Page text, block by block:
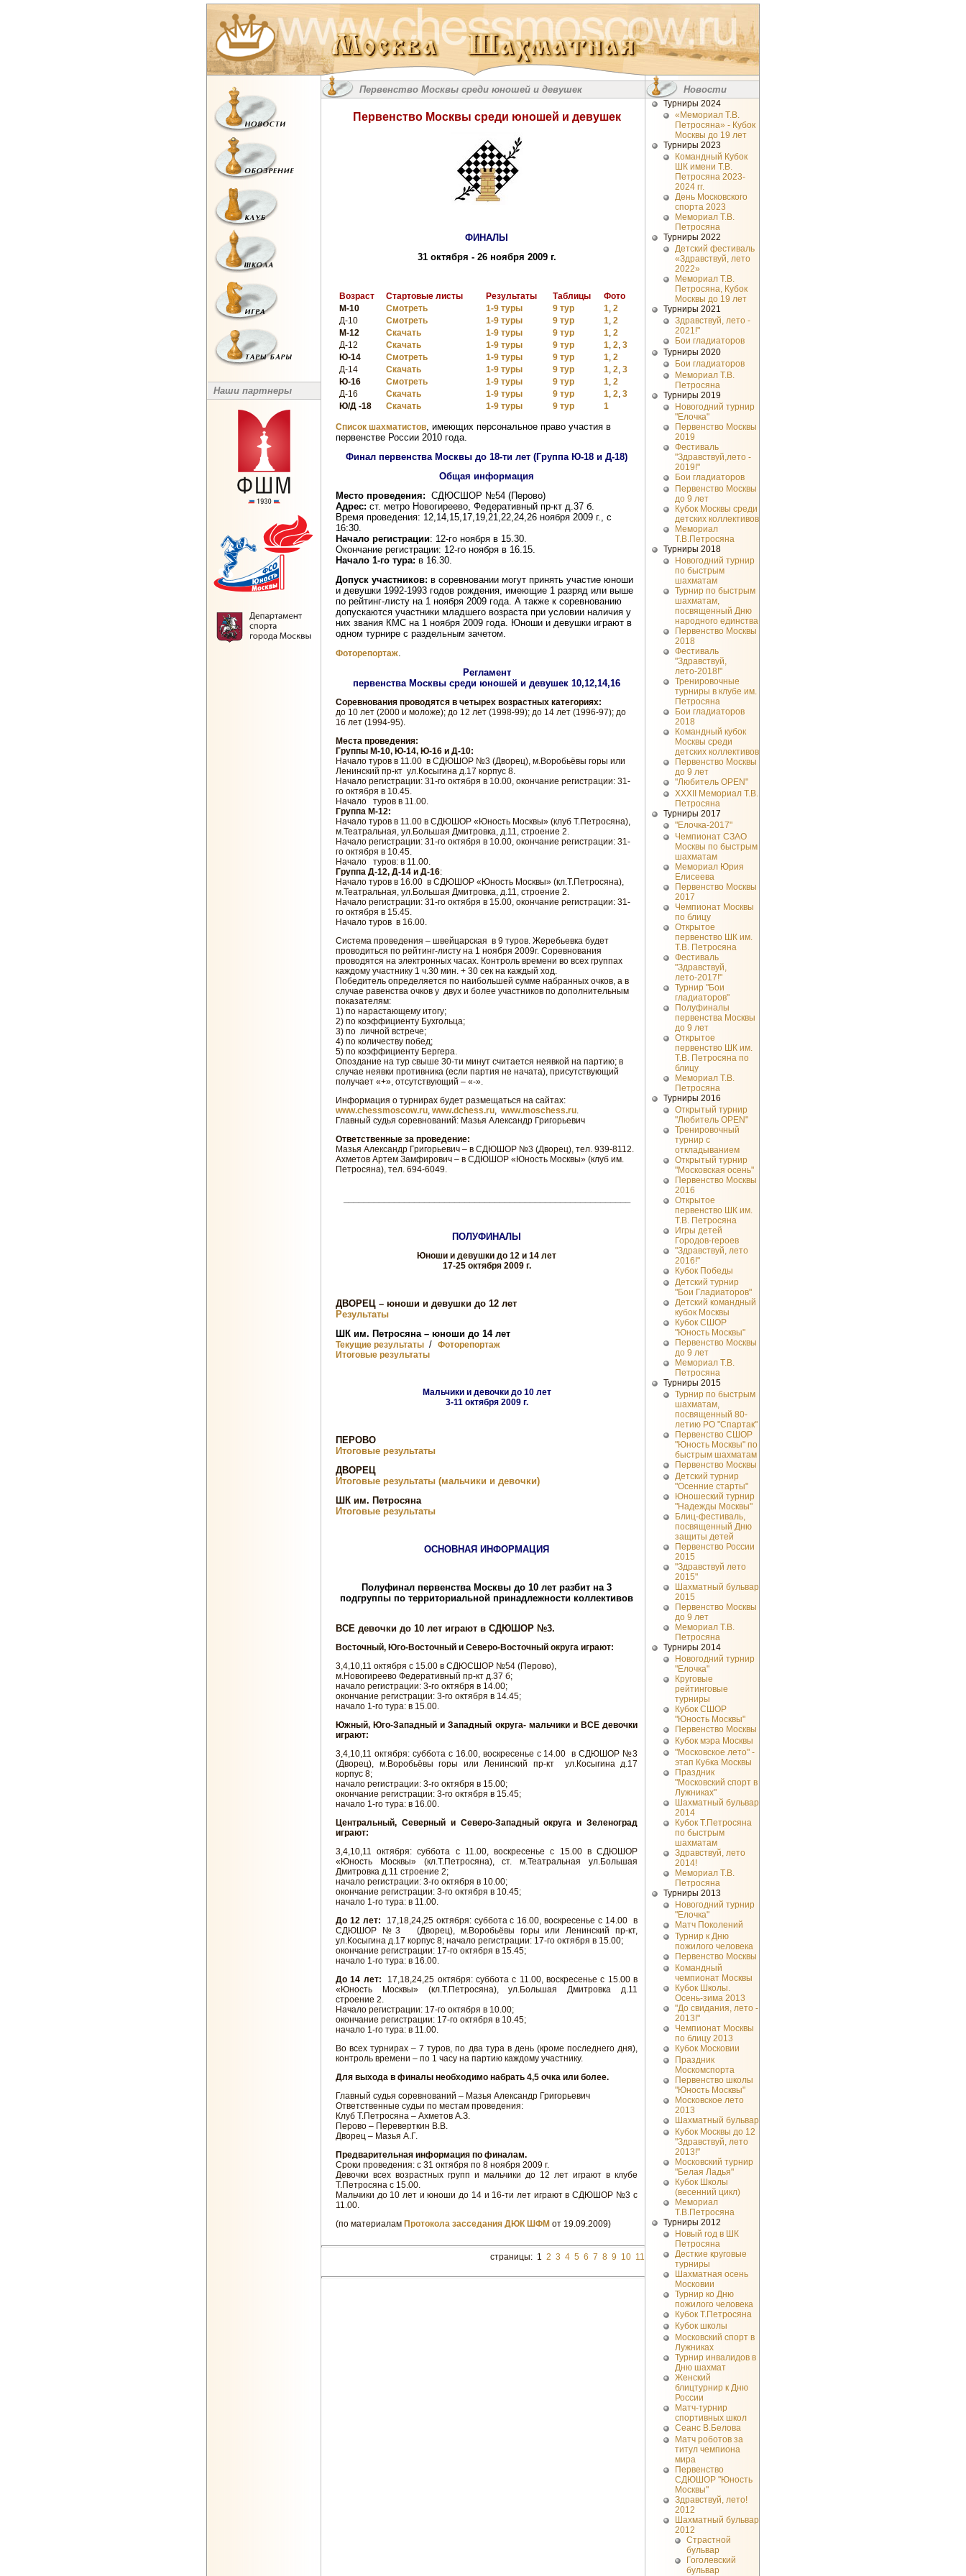
Наши партнеры
Первенство Москвы среди юношей и девушек
Первенство Москвы среди юношей и девушек
ФИНАЛЫ
31 октября - 26 ноября 2009 г.
Возраст Стартовые листы Результаты Таблицы
Фото
М-10
Смотреть 1-9 туры 9 тур 1, 2
Д-10
Смотреть 1-9 туры 9 тур 1, 2
М-12
Скачать 1-9 туры 9 тур 1, 2
Д-12
Скачать 1-9 туры 9 тур 1, 2, 3
Ю-14
Смотреть 1-9 туры 9 тур 1, 2
Д-14
Скачать 1-9 туры 9 тур 1, 2, 3
Ю-16
Смотреть 1-9 туры 9 тур 1, 2
Д-16
Скачать 1-9 туры 9 тур 1, 2, 3
Ю/Д -18
Скачать 1-9 туры 9 тур 1
Список шахматистов, имеющих персональное право участия в
первенстве России 2010 года.
Финал первенства Москвы до 18-ти лет (Группа Ю-18 и Д-18)
Общая информация
Место проведения: СДЮСШОР №54 (Перово)
Адрес: ст. метро Новогиреево, Федеративный пр-кт д.37 б.
Время проведения: 12,14,15,17,19,21,22,24,26 ноября 2009 г., с
16:30.
Начало регистрации: 12-го ноября в 15.30.
Окончание регистрации: 12-го ноября в 16.15.
Начало 1-го тура: в 16.30.
Допуск участников: в соревновании могут принять участие юноши
и девушки 1992-1993 годов рождения, имеющие 1 разряд или выше
по рейтинг-листу на 1 ноября 2009 года. А также к соревнованию
допускаются участники младшего возраста при условии наличия у
них звания КМС на 1 ноября 2009 года. Юноши и девушки играют в
одном турнире с раздельным зачетом.
Фоторепортаж.
Регламент
первенства Москвы среди юношей и девушек 10,12,14,16
Соревнования проводятся в четырех возрастных категориях:
до 10 лет (2000 и моложе); до 12 лет (1998-99); до 14 лет (1996-97); до
16 лет (1994-95).
Места проведения:
Группы М-10, Ю-14, Ю-16 и Д-10:
Начало туров в 11.00 в СДЮШОР №3 (Дворец), м.Воробьёвы горы или
Ленинский пр-кт ул.Косыгина д.17 корпус 8.
Начало регистрации: 31-го октября в 10.00, окончание регистрации: 31-
го октября в 10.45.
Начало туров в 11.00.
Группа М-12:
Начало туров в 11.00 в СДЮШОР «Юность Москвы» (клуб Т.Петросяна),
м.Театральная, ул.Большая Дмитровка, д.11, строение 2.
Начало регистрации: 31-го октября в 10.00, окончание регистрации: 31-
го октября в 10.45.
Начало туров: в 11.00.
Группа Д-12, Д-14 и Д-16:
Начало туров в 16.00 в СДЮШОР «Юность Москвы» (кл.Т.Петросяна),
м.Театральная, ул.Большая Дмитровка, д.11, строение 2.
Начало регистрации: 31-го октября в 15.00, окончание регистрации: 31-
го октября в 15.45.
Начало туров в 16.00.
Система проведения – швейцарская в 9 туров. Жеребьевка будет
проводиться по рейтинг-листу на 1 ноября 2009г. Соревнования
проводятся на электронных часах. Контроль времени во всех группах
каждому участнику 1 ч.30 мин. + 30 сек на каждый ход.
Победитель определяется по наибольшей сумме набранных очков, а в
случае равенства очков у двух и более участников по дополнительным
показателям:
1) по нарастающему итогу;
2) по коэффициенту Бухгольца;
3) по личной встрече;
4) по количеству побед;
5) по коэффициенту Бергера.
Опоздание на тур свыше 30-ти минут считается неявкой на партию; в
случае неявки противника (если партия не начата), присутствующий
получает «+», отсутствующий – «-».
Информация о турнирах будет размещаться на сайтах:
www.chessmoscow.ru, www.dchess.ru, www.moschess.ru.
Главный судья соревнований: Мазья Александр Григорьевич
Ответственные за проведение:
Мазья Александр Григорьевич – в СДЮШОР №3 (Дворец), тел. 939-8112.
Ахметов Артем Замфирович – в СДЮШОР «Юность Москвы» (клуб им.
Петросяна), тел. 694-6049.
ПОЛУФИНАЛЫ
Юноши и девушки до 12 и 14 лет
17-25 октября 2009 г.
ДВОРЕЦ – юноши и девушки до 12 лет
Результаты
ШК им. Петросяна – юноши до 14 лет
Текущие результаты / Фоторепортаж
Итоговые результаты
Мальчики и девочки до 10 лет
3-11 октября 2009 г.
ПЕРОВО
Итоговые результаты
ДВОРЕЦ
Итоговые результаты (мальчики и девочки)
ШК им. Петросяна
Итоговые результаты
ОСНОВНАЯ ИНФОРМАЦИЯ
Полуфинал первенства Москвы до 10 лет разбит на 3
подгруппы по территориальной принадлежности коллективов
ВСЕ девочки до 10 лет играют в СДЮШОР №3.
Восточный, Юго-Восточный и Северо-Восточный округа играют:
3,4,10,11 октября с 15.00 в СДЮСШОР №54 (Перово),
м.Новогиреево Федеративный пр-кт д.37 б;
начало регистрации: 3-го октября в 14.00;
окончание регистрации: 3-го октября в 14.45;
начало 1-го тура: в 15.00.
Южный, Юго-Западный и Западный округа- мальчики и ВСЕ девочки
играют:
3,4,10,11 октября: суббота с 16.00, воскресенье с 14.00 в СДЮШОР №3
(Дворец), м.Воробьёвы горы или Ленинский пр-кт ул.Косыгина д.17
корпус 8;
начало регистрации: 3-го октября в 15.00;
окончание регистрации: 3-го октября в 15.45;
начало 1-го тура: в 16.00.
Центральный, Северный и Северо-Западный округа и Зеленоград
играют:
3,4,10,11 октября: суббота с 11.00, воскресенье с 15.00 в СДЮШОР
«Юность Москвы» (кл.Т.Петросяна), ст. м.Театральная ул.Большая
Дмитровка д.11 строение 2;
начало регистрации: 3-го октября в 10.00;
окончание регистрации: 3-го октября в 10.45;
начало 1-го тура: в 11.00.
До 12 лет: 17,18,24,25 октября: суббота с 16.00, воскресенье с 14.00 в
СДЮШОР №3 (Дворец), м.Воробьёвы горы или Ленинский пр-кт,
ул.Косыгина д.17 корпус 8; начало регистрации: 17-го октября в 15.00;
окончание регистрации: 17-го октября в 15.45;
начало 1-го тура: в 16.00.
До 14 лет: 17,18,24,25 октября: суббота с 11.00, воскресенье с 15.00 в
«Юность Москвы» (кл.Т.Петросяна), ул.Большая Дмитровка д.11
строение 2.
Начало регистрации: 17-го октября в 10.00;
окончание регистрации: 17-го октября в 10.45;
начало 1-го тура: в 11.00.
Во всех турнирах – 7 туров, по два тура в день (кроме последнего дня),
контроль времени – по 1 часу на партию каждому участнику.
Для выхода в финалы необходимо набрать 4,5 очка или более.
Главный судья соревнований – Мазья Александр Григорьевич
Ответственные судьи по местам проведения:
Клуб Т.Петросяна – Ахметов А.З.
Перово – Переверткин В.В.
Дворец – Мазья А.Г.
Предварительная информация по финалам.
Сроки проведения: с 31 октября по 8 ноября 2009 г.
Девочки всех возрастных групп и мальчики до 12 лет играют в клубе
Т.Петросяна с 15.00.
Мальчики до 10 лет и юноши до 14 и 16-ти лет играют в СДЮШОР №3 с
11.00.
(по материалам Протокола засседания ДЮК ШФМ от 19.09.2009)
страницы: 1 2 3 4 5 6 7 8 9 10 11
Новости
Турниры 2024
«Мемориал Т.В.
Петросяна» - Кубок
Москвы до 19 лет
Турниры 2023
Командный Кубок
ШК имени Т.В.
Петросяна 2023-
2024 гг.
День Московского
спорта 2023
Мемориал Т.В.
Петросяна
Турниры 2022
Детский фестиваль
«Здравствуй, лето
2022»
Мемориал Т.В.
Петросяна, Кубок
Москвы до 19 лет
Турниры 2021
Здравствуй, лето -
2021!"
Бои гладиаторов
Турниры 2020
Бои гладиаторов
Мемориал Т.В.
Петросяна
Турниры 2019
Новогодний турнир
"Елочка"
Первенство Москвы
2019
Фестиваль
"Здравствуй,лето -
2019!"
Бои гладиаторов
Первенство Москвы
до 9 лет
Кубок Москвы среди
детских коллективов
Мемориал
Т.В.Петросяна
Турниры 2018
Новогодний турнир
по быстрым
шахматам
Турнир по быстрым
шахматам,
посвященный Дню
народного единства
Первенство Москвы
2018
Фестиваль
"Здравствуй,
лето-2018!"
Тренировочные
турниры в клубе им.
Петросяна
Бои гладиаторов
2018
Командный кубок
Москвы среди
детских коллективов
Первенство Москвы
до 9 лет
"Любитель OPEN"
XXXII Мемориал Т.В.
Петросяна
Турниры 2017
"Елочка-2017"
Чемпионат СЗАО
Москвы по быстрым
шахматам
Мемориал Юрия
Елисеева
Первенство Москвы
2017
Чемпионат Москвы
по блицу
Открытое
первенство ШК им.
Т.В. Петросяна
Фестиваль
"Здравствуй,
лето-2017!"
Турнир "Бои
гладиаторов"
Полуфиналы
первенства Москвы
до 9 лет
Открытое
первенство ШК им.
Т.В. Петросяна по
блицу
Мемориал Т.В.
Петросяна
Турниры 2016
Открытый турнир
"Любитель OPEN"
Тренировочный
турнир с
откладыванием
Открытый турнир
"Московская осень"
Первенство Москвы
2016
Открытое
первенство ШК им.
Т.В. Петросяна
Игры детей
Городов-героев
"Здравствуй, лето
2016!"
Кубок Победы
Детский турнир
"Бои Гладиаторов"
Детский командный
кубок Москвы
Кубок СШОР
"Юность Москвы"
Первенство Москвы
до 9 лет
Мемориал Т.В.
Петросяна
Турниры 2015
Турнир по быстрым
шахматам,
посвященный 80-
летию РО "Спартак"
Первенство СШОР
"Юность Москвы" по
быстрым шахматам
Первенство Москвы
Детский турнир
"Осенние старты"
Юношеский турнир
"Надежды Москвы"
Блиц-фестиваль,
посвященный Дню
защиты детей
Первенство России
2015
"Здравствуй лето
2015"
Шахматный бульвар
2015
Первенство Москвы
до 9 лет
Мемориал Т.В.
Петросяна
Турниры 2014
Новогодний турнир
"Елочка"
Круговые
рейтинговые
турниры
Кубок СШОР
"Юность Москвы"
Первенство Москвы
Кубок мэра Москвы
"Московское лето" -
этап Кубка Москвы
Праздник
"Московский спорт в
Лужниках"
Шахматный бульвар
2014
Кубок Т.Петросяна
по быстрым
шахматам
Здравствуй, лето
2014!
Мемориал Т.В.
Петросяна
Турниры 2013
Новогодний турнир
"Елочка"
Матч Поколений
Турнир к Дню
пожилого человека
Первенство Москвы
Командный
чемпионат Москвы
Кубок Школы.
Осень-зима 2013
"До свидания, лето -
2013!"
Чемпионат Москвы
по блицу 2013
Кубок Московии
Праздник
Москомспорта
Первенство школы
"Юность Москвы"
Московское лето
2013
Шахматный бульвар
Кубок Москвы до 12
"Здравствуй, лето
2013!"
Московский турнир
"Белая Ладья"
Кубок Школы
(весенний цикл)
Мемориал
Т.В.Петросяна
Турниры 2012
Новый год в ШК
Петросяна
Десткие круговые
турниры
Шахматная осень
Московии
Турнир ко Дню
пожилого человека
Кубок Т.Петросяна
Кубок школы
Московский спорт в
Лужниках
Турнир инвалидов в
Дню шахмат
Женский
блицтурнир к Дню
России
Матч-турнир
спортивных школ
Сеанс В.Белова
Матч роботов за
титул чемпиона
мира
Первенство
СДЮШОР "Юность
Москвы"
Здравствуй, лето!
2012
Шахматный бульвар
2012
Страстной
бульвар
Гоголевский
бульвар